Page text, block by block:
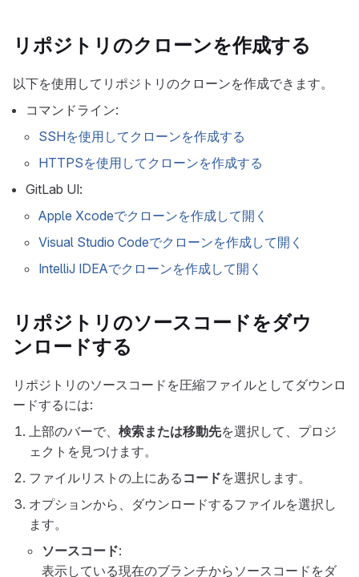
リポジトリのクローンを作成する
以下を使用してリポジトリのクローンを作成できます。
コマンドライン:
SSHを使用してクローンを作成する
HTTPSを使用してクローンを作成する
GitLab UI:
Apple Xcodeでクローンを作成して開く
Visual Studio Codeでクローンを作成して開く
IntelliJ IDEAでクローンを作成して開く
リポジトリのソースコードをダウ
ンロードする
リポジトリのソースコードを圧縮ファイルとしてダウンロ
ードするには:
上部のバーで、 検索または移動先を選択して、プロジ
ェクトを見つけます。
ファイルリストの上にある コードを選択します。
オプションから、ダウンロードするファイルを選択し
ます。
ソースコード:
表示している現在のブランチからソースコードをダ